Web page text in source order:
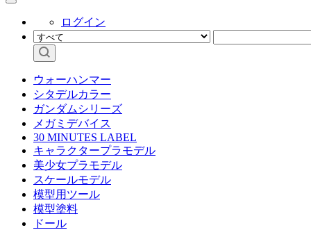
ログイン
ウォーハンマー
シタデルカラー
ガンダムシリーズ
メガミデバイス
30 MINUTES LABEL
キャラクタープラモデル
美少女プラモデル
スケールモデル
模型用ツール
模型塗料
ドール